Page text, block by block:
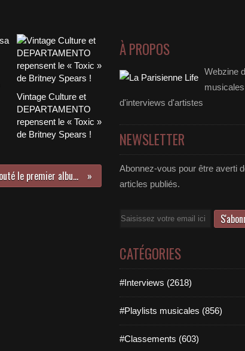
Vintage Culture et
DEPARTAMENTO
repensent le « Toxic »
de Britney Spears !
Nous avons écouté le premier album de Julien Lieb !
À PROPOS
Webzine
d'interviews d'artistes
NEWSLETTER
Abonnez-vous pour être averti
articles publiés.
Email
CATÉGORIES
#Interviews (2618)
#Playlists musicales (856)
#Classements (603)